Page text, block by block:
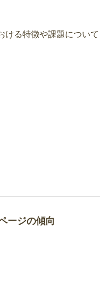
ける特徴や課題について
ージの傾向